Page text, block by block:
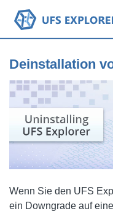
Deinstallation
Wenn Sie den UFS
ein Downgrade auf